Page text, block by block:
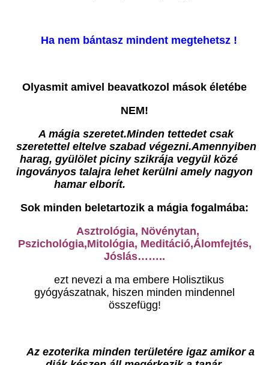
Ha nem bántasz mindent megtehetsz !
Olyasmit amivel beavatkozol mások életébe
NEM!
A mágia szeretet.Minden tettedet csak
szeretettel eltelve szabad végezni.Amennyiben
harag, gyülölet piciny szikrája vegyül közé
ingoványos talajra lehet kerülni amely nagyon
hamar elborít.
Sok minden beletartozik a mágia fogalmába:
Asztrológia, Növénytan,
Pszichológia,Mitológia, Meditáció,Álomfejtés,
Jóslás……..
ezt nevezi a ma embere Holisztikus
gyógyászatnak, hiszen minden mindennel
összefügg!
Az ezoterika minden területére igaz amikor a